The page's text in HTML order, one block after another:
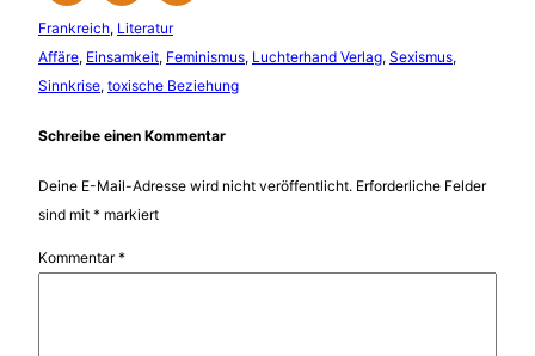
Frankreich, Literatur
Affäre, Einsamkeit, Feminismus, Luchterhand Verlag, Sexismus
Sinnkrise, toxische Beziehung
Schreibe einen Kommentar
Deine E-Mail-Adresse wird nicht veröffentlicht. Erforderliche Felder
sind mit * markiert
Kommentar*